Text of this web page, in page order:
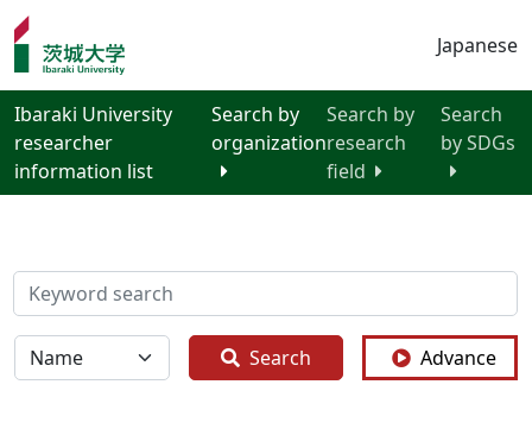
Japanese
Ibaraki University
researcher
information list
Search by
organization
Search by
research
field
Search
by SDGs
検索
全体 Search Advance